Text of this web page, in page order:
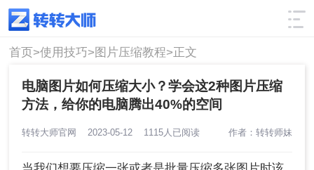
使用技巧 筛选
首页>使用技巧>图片压缩教程>正文
电脑图片如何压缩大小？学会这2种图片压缩
方法，给你的电脑腾出40%的空间
转转大师官网 2023-05-12 1115人已阅读 作者：转转师妹